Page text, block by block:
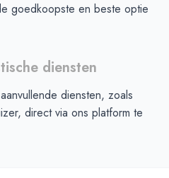
goedkoopste en beste optie
diensten
diensten, zoals
direct via ons platform te